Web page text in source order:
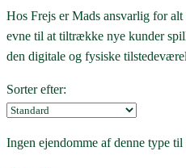
Hos Frejs er Mads ansvarlig for
evne til at tiltrække nye kunder
den digitale og fysiske
Sorter efter:
Ingen ejendomme af denne type til